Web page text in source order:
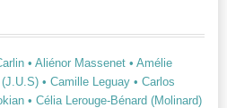
• Aliénor Massenet • Amélie
• Camille Leguay • Carlos
• Célia Lerouge-Bénard (Molinard)